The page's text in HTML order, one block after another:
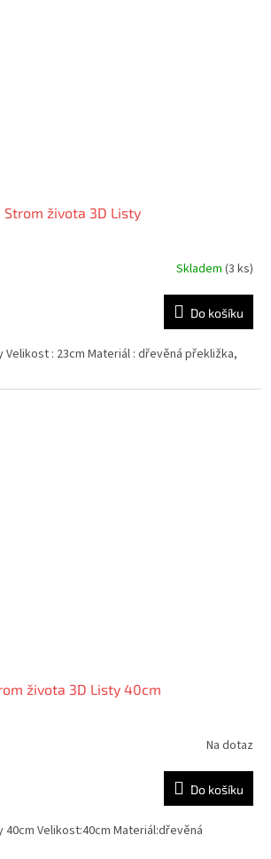
Strom života 3D Listy
Skladem(3 ks)
Do košíku
Velikost : 23cm Materiál : dřevěná překližka,
života 3D Listy 40cm
Na dotaz
Do košíku
40cm Velikost:40cm Materiál:dřevěná